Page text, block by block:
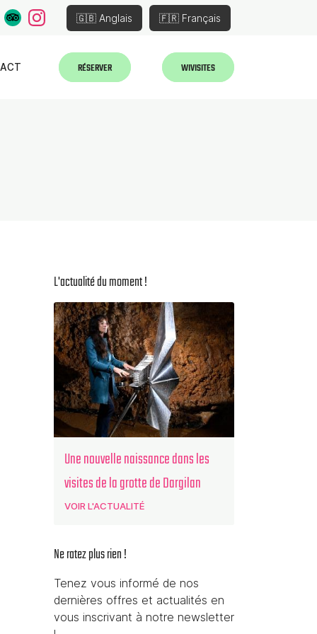
🇬🇧 Anglais 🇫🇷 Français
RÉSERVER WIVISITES
L'actualité du moment !
Une nouvelle naissance dans les
visites de la grotte de Dargilan
VOIR L'ACTUALITÉ
Ne ratez plus rien !
Tenez vous informé de nos
dernières offres et actualités en
vous inscrivant à notre newsletter